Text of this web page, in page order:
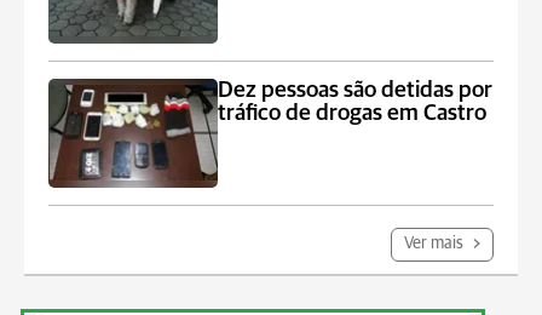
Dez pessoas são detidas por
tráfico de drogas em Castro
Ver mais